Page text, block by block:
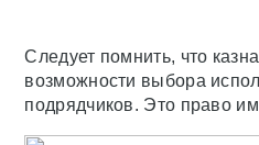
Следует помнить, что
возможности выбора
подрядчиков. Это право